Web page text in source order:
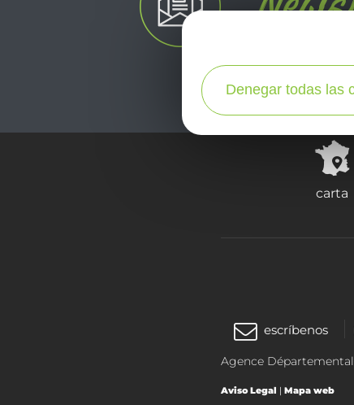
carta
escríbenos
Agence
Aviso Legal | Mapa web
Denegar todas las